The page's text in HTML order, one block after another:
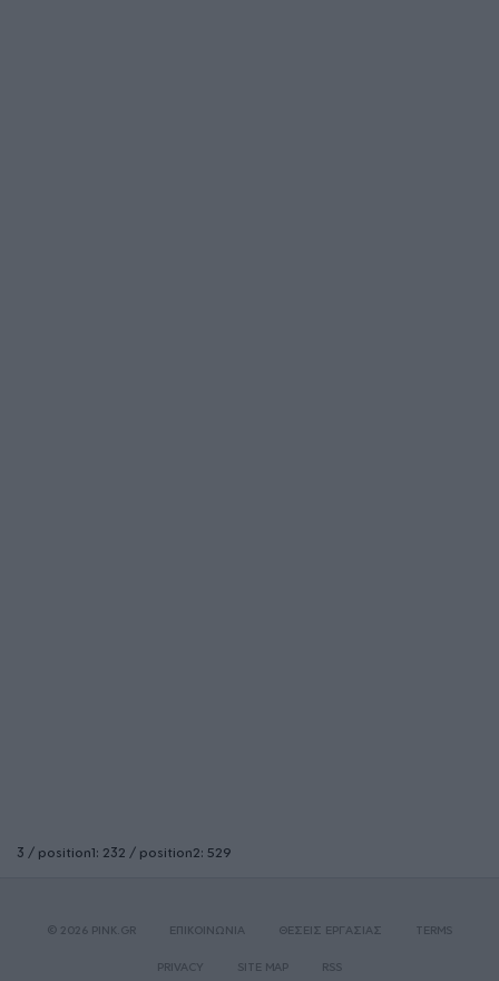
3 / position1: 232 / position2: 529
© 2026 PINK.GR ΕΠΙΚΟΙΝΩΝΙΑ ΘΕΣΕΙΣ ΕΡΓΑΣΙΑΣ TERMS
PRIVACY SITE MAP RSS